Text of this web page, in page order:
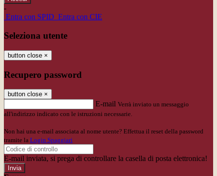
-
Entra con SPID Entra con CIE
Seleziona utente
button close ×
Recupero password
button close ×
E-mail Verrà inviato un messaggio
all'indirizzo indicato con le istruzioni necessarie.
Non hai una e-mail associata al nome utente? Effettua il reset della password
tramite la Login Spaggiari
E-mail inviata, si prega di controllare la casella di posta elettronica!